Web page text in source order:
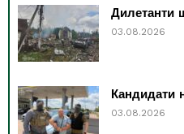
Дилетанти
03.08.2026
Кандидати
03.08.2026